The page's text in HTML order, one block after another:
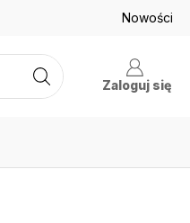
Promocje nawet do 50%
Nowości
Zaloguj się